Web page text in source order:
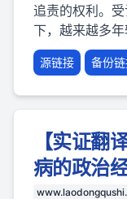
追责的权利。
下，越来越多年
源链接 备份
【实证翻译
病的政治